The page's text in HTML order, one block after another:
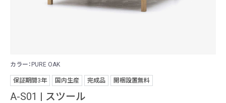
カラー：PURE OAK
保証期間3年 国内生産 完成品 開梱設置無料
A-S01 | スツール